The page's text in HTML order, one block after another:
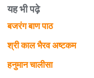
यह भी पढ़े
बजरंग बाण पाठ
श्री काल भैरव अष्टकम
हनुमान चालीसा